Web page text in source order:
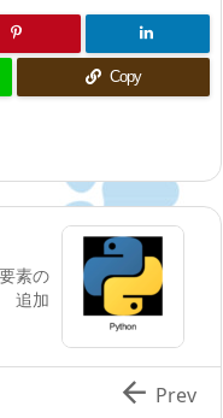
Copy
素の
追加
 Prev